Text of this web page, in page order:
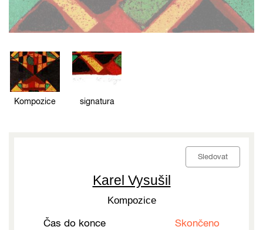
Kompozice signatura
Sledovat
Karel Vysušil
Kompozice
Čas do konce Skončeno